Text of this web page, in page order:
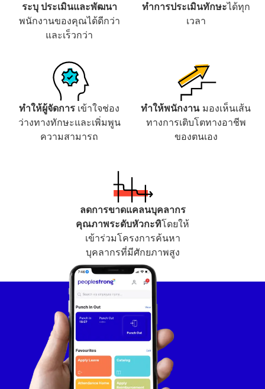
ระบุ ประเมินและพัฒนา
พนักงานของคุณได้ดีกว่า
และเร็วกว่า
ทำการประเมินทักษะได้ทุก
เวลา
ทำให้ผู้จัดการ เข้าใจช่อง
ว่างทางทักษะและเพิ่มพูน
ความสามารถ
ทำให้พนักงานมองเห็นเส้น
ทางการเติบโตทางอาชีพ
ของตนเอง
ลดการขาดแคลนบุคลากร
คุณภาพระดับหัวกะทิโดยให้
เข้าร่วมโครงการค้นหา
บุคลากรที่มีศักยภาพสูง